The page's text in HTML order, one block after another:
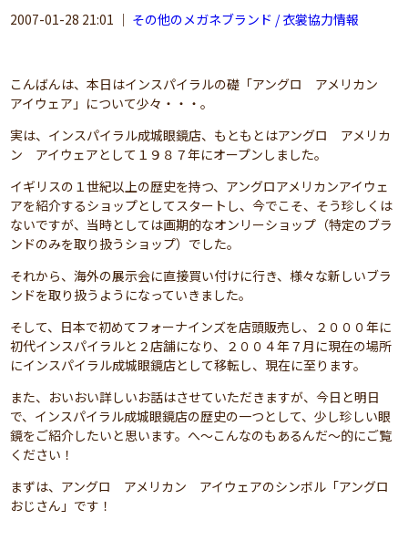
2007-01-28 21:01 ｜ その他のメガネブランド / 衣裳協力情報
こんばんは、本日はインスパイラルの礎「アングロ アメリカン
アイウェア」について少々・・・。
実は、インスパイラル成城眼鏡店、もともとはアングロ アメリカ
ン アイウェアとして１９８７年にオープンしました。
イギリスの１世紀以上の歴史を持つ、アングロアメリカンアイウェ
アを紹介するショップとしてスタートし、今でこそ、そう珍しくは
ないですが、当時としては画期的なオンリーショップ（特定のブラ
ンドのみを取り扱うショップ）でした。
それから、海外の展示会に直接買い付けに行き、様々な新しいブラ
ンドを取り扱うようになっていきました。
そして、日本で初めてフォーナインズを店頭販売し、２０００年に
初代インスパイラルと２店舗になり、２００４年７月に現在の場所
にインスパイラル成城眼鏡店として移転し、現在に至ります。
また、おいおい詳しいお話はさせていただきますが、今日と明日
で、インスパイラル成城眼鏡店の歴史の一つとして、少し珍しい眼
鏡をご紹介したいと思います。へ～こんなのもあるんだ～的にご覧
ください！
まずは、アングロ アメリカン アイウェアのシンボル「アングロ
おじさん」です！